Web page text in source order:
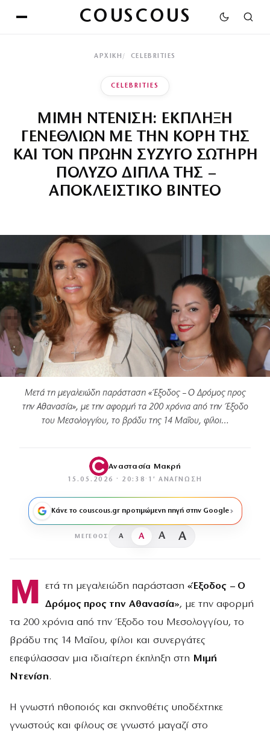
COUSCOUS
ΑΡΧΙΚΉ CELEBRITIES
CELEBRITIES
ΜΙΜΗ ΝΤΕΝΙΣΗ: ΕΚΠΛΗΞΗ
ΓΕΝΕΘΛΙΩΝ ΜΕ ΤΗΝ ΚΟΡΗ ΤΗΣ
ΚΑΙ ΤΟΝ ΠΡΩΗΝ ΣΥΖΥΓΟ ΣΩΤΗΡΗ
ΠΟΛΥΖΟ ΔΙΠΛΑ ΤΗΣ –
ΑΠΟΚΛΕΙΣΤΙΚΟ ΒΙΝΤΕΟ
Μετά τη μεγαλειώδη παράσταση «Έξοδος – Ο Δρόμος προς
την Αθανασία», με την αφορμή τα 200 χρόνια από την Έξοδο
του Μεσολογγίου, το βράδυ της 14 Μαΐου, φίλοι…
Αναστασία Μακρή
15.05.2026 · 20:38 · 1′ ΑΝΆΓΝΩΣΗ
Κάνε το couscous.gr προτιμώμενη πηγή στην Google
ΜΈΓΕΘΟΣ A A A A
Μ ετά τη μεγαλειώδη παράσταση «Έξοδος – Ο
Δρόμος προς την Αθανασία», με την αφορμή
τα 200 χρόνια από την Έξοδο του Μεσολογγίου, το
βράδυ της 14 Μαΐου, φίλοι και συνεργάτες
επεφύλασσαν μια ιδιαίτερη έκπληξη στη Μιμή
Ντενίση.
Η γνωστή ηθοποιός και σκηνοθέτις υποδέχτηκε
γνωστούς και φίλους σε γνωστό μαγαζί στο